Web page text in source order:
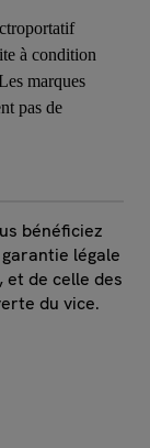
à condition
marques
pas de
bénéficiez
légale
de celle des
du vice.